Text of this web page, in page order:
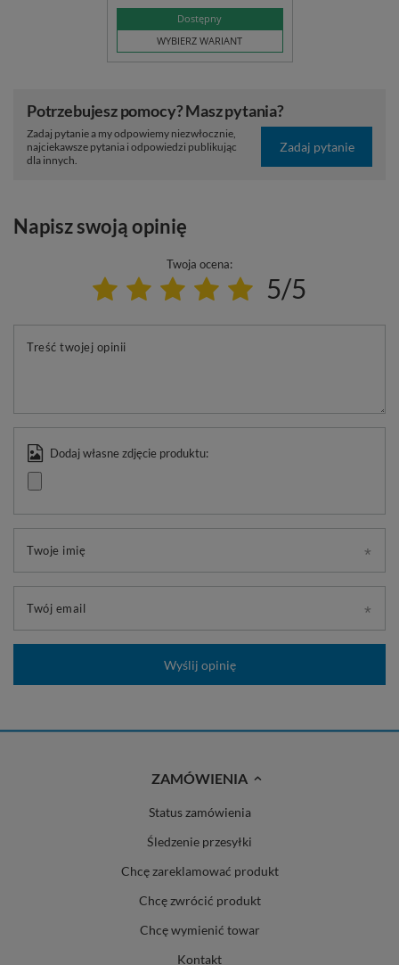
Dostępny
WYBIERZ WARIANT
Potrzebujesz pomocy? Masz pytania?
Zadaj pytanie a my odpowiemy niezwłocznie,
najciekawsze pytania i odpowiedzi publikując
dla innych.
Zadaj pytanie
Napisz swoją opinię
Twoja ocena:
5/5
Treść twojej opinii
Dodaj własne zdjęcie produktu:
Twoje imię
Twój email
Wyślij opinię
ZAMÓWIENIA
Status zamówienia
Śledzenie przesyłki
Chcę zareklamować produkt
Chcę zwrócić produkt
Chcę wymienić towar
Kontakt